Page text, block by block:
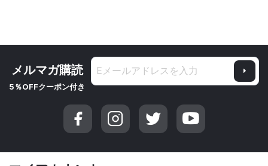
メルマガ購読
5％OFFクーポン付き